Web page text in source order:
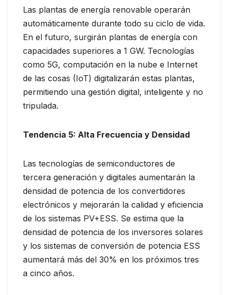
Las plantas de energía renovable operarán
automáticamente durante todo su ciclo de vida.
En el futuro, surgirán plantas de energía con
capacidades superiores a 1 GW. Tecnologías
como 5G, computación en la nube e Internet
de las cosas (IoT) digitalizarán estas plantas,
permitiendo una gestión digital, inteligente y no
tripulada.
Tendencia 5: Alta Frecuencia y Densidad
Las tecnologías de semiconductores de
tercera generación y digitales aumentarán la
densidad de potencia de los convertidores
electrónicos y mejorarán la calidad y eficiencia
de los sistemas PV+ESS. Se estima que la
densidad de potencia de los inversores solares
y los sistemas de conversión de potencia ESS
aumentará más del 30% en los próximos tres
a cinco años.